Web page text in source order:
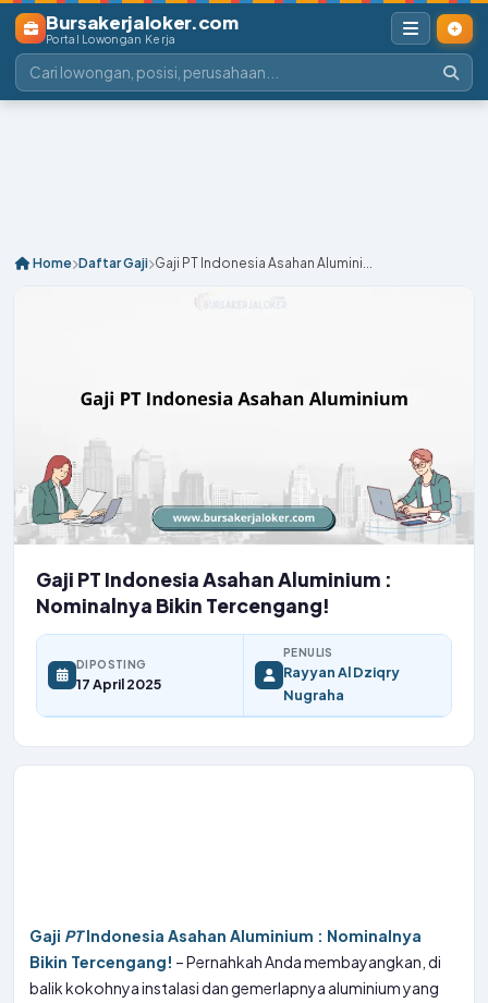
Bursakerjaloker.com
Portal Lowongan Kerja
Home Daftar Gaji Gaji PT Indonesia Asahan Alumini...
Gaji PT Indonesia Asahan Aluminium :
Nominalnya Bikin Tercengang!
DIPOSTING
17 April 2025
PENULIS
Rayyan Al Dziqry
Nugraha
Gaji PTIndonesia Asahan Aluminium : Nominalnya
Bikin Tercengang! – Pernahkah Anda membayangkan, di
balik kokohnya instalasi dan gemerlapnya aluminium yang